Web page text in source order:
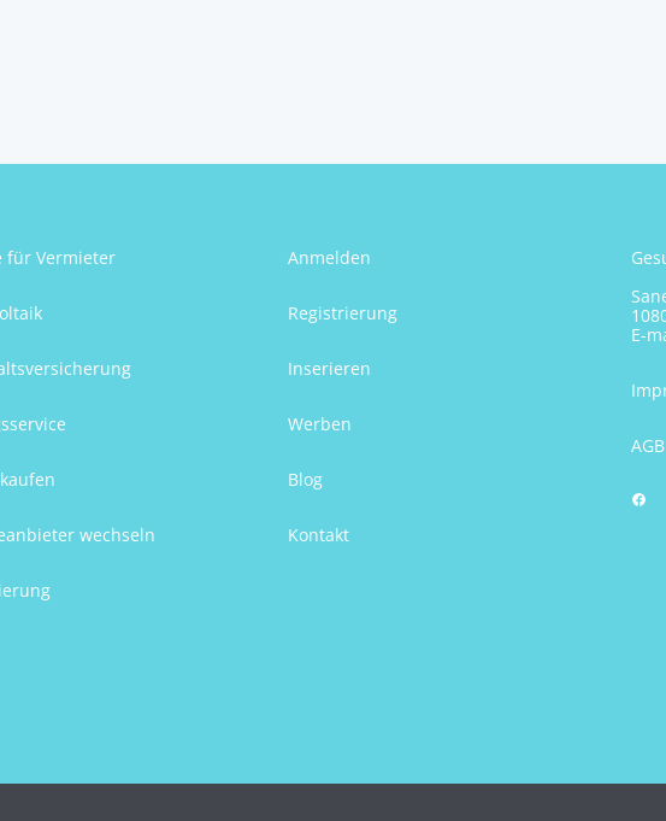
für Vermieter
wechseln
Anmelden
Registrierung
Inserieren
Werben
Blog
Kontakt
E-
AGB